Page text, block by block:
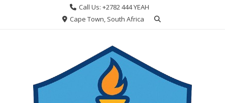
Call Us: +2782 444 YEAH
Cape Town, South Africa